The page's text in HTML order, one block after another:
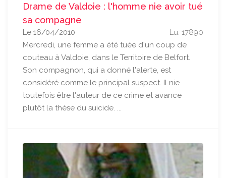
Drame de Valdoie : l'homme nie avoir tué
sa compagne
Lu: 17890
Le 16/04/2010
Mercredi, une femme a été tuée d'un coup de
couteau à Valdoie, dans le Territoire de Belfort.
Son compagnon, qui a donné l'alerte, est
considéré comme le principal suspect. Il nie
toutefois être l'auteur de ce crime et avance
plutôt la thèse du suicide. ...